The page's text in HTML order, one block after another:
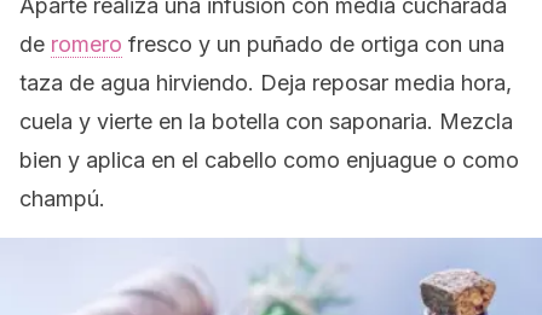
Aparte realiza una infusión con media cucharada
de romero fresco y un puñado de ortiga con una
taza de agua hirviendo. Deja reposar media hora,
cuela y vierte en la botella con saponaria. Mezcla
bien y aplica en el cabello como enjuague o como
champú.